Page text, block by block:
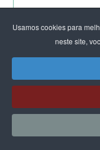
Usamos cookies para
neste site,